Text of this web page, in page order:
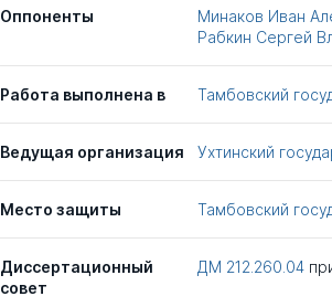
Оппоненты
Минаков Иван
Рабкин Сергей
Работа выполнена в Тамбовский
Ведущая организация Ухтинский
Место защиты Тамбовский
Диссертационный
совет
ДМ 212.260.04